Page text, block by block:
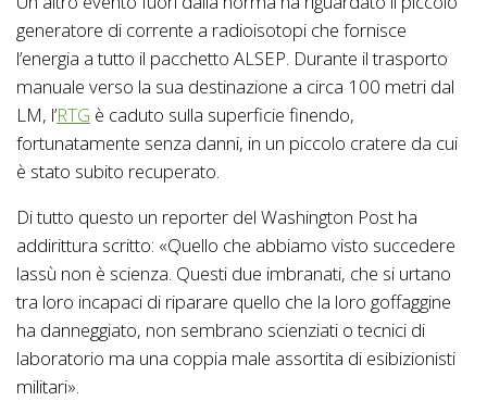
generatore di corrente a radioisotopi che fornisce
l’energia a tutto il pacchetto ALSEP. Durante il trasporto
manuale verso la sua destinazione a circa 100 metri dal
LM, l’RTG è caduto sulla superficie finendo,
fortunatamente senza danni, in un piccolo cratere da cui
è stato subito recuperato.
Di tutto questo un reporter del Washington Post ha
addirittura scritto: «Quello che abbiamo visto succedere
lassù non è scienza. Questi due imbranati, che si urtano
tra loro incapaci di riparare quello che la loro goffaggine
ha danneggiato, non sembrano scienziati o tecnici di
laboratorio ma una coppia male assortita di esibizionisti
militari».